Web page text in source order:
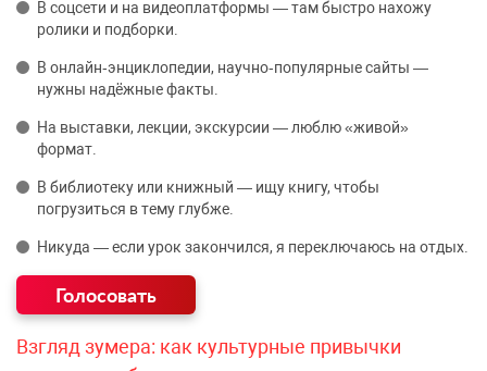
В соцсети и на видеоплатформы — там быстро нахожу
ролики и подборки.
В онлайн‑энциклопедии, научно‑популярные сайты —
нужны надёжные факты.
На выставки, лекции, экскурсии — люблю «живой»
формат.
В библиотеку или книжный — ищу книгу, чтобы
погрузиться в тему глубже.
Никуда — если урок закончился, я переключаюсь на отдых.
Взгляд зумера: как культурные привычки